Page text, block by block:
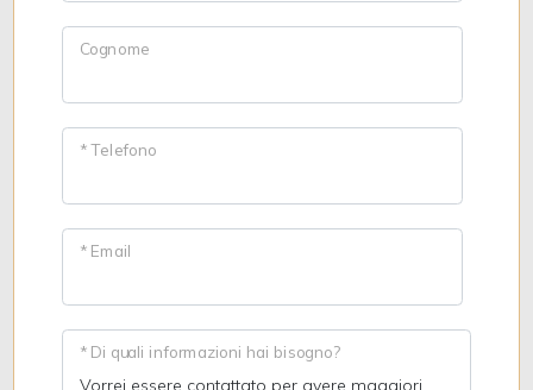
Cognome
* Telefono
* Email
* Di quali informazioni hai bisogno?